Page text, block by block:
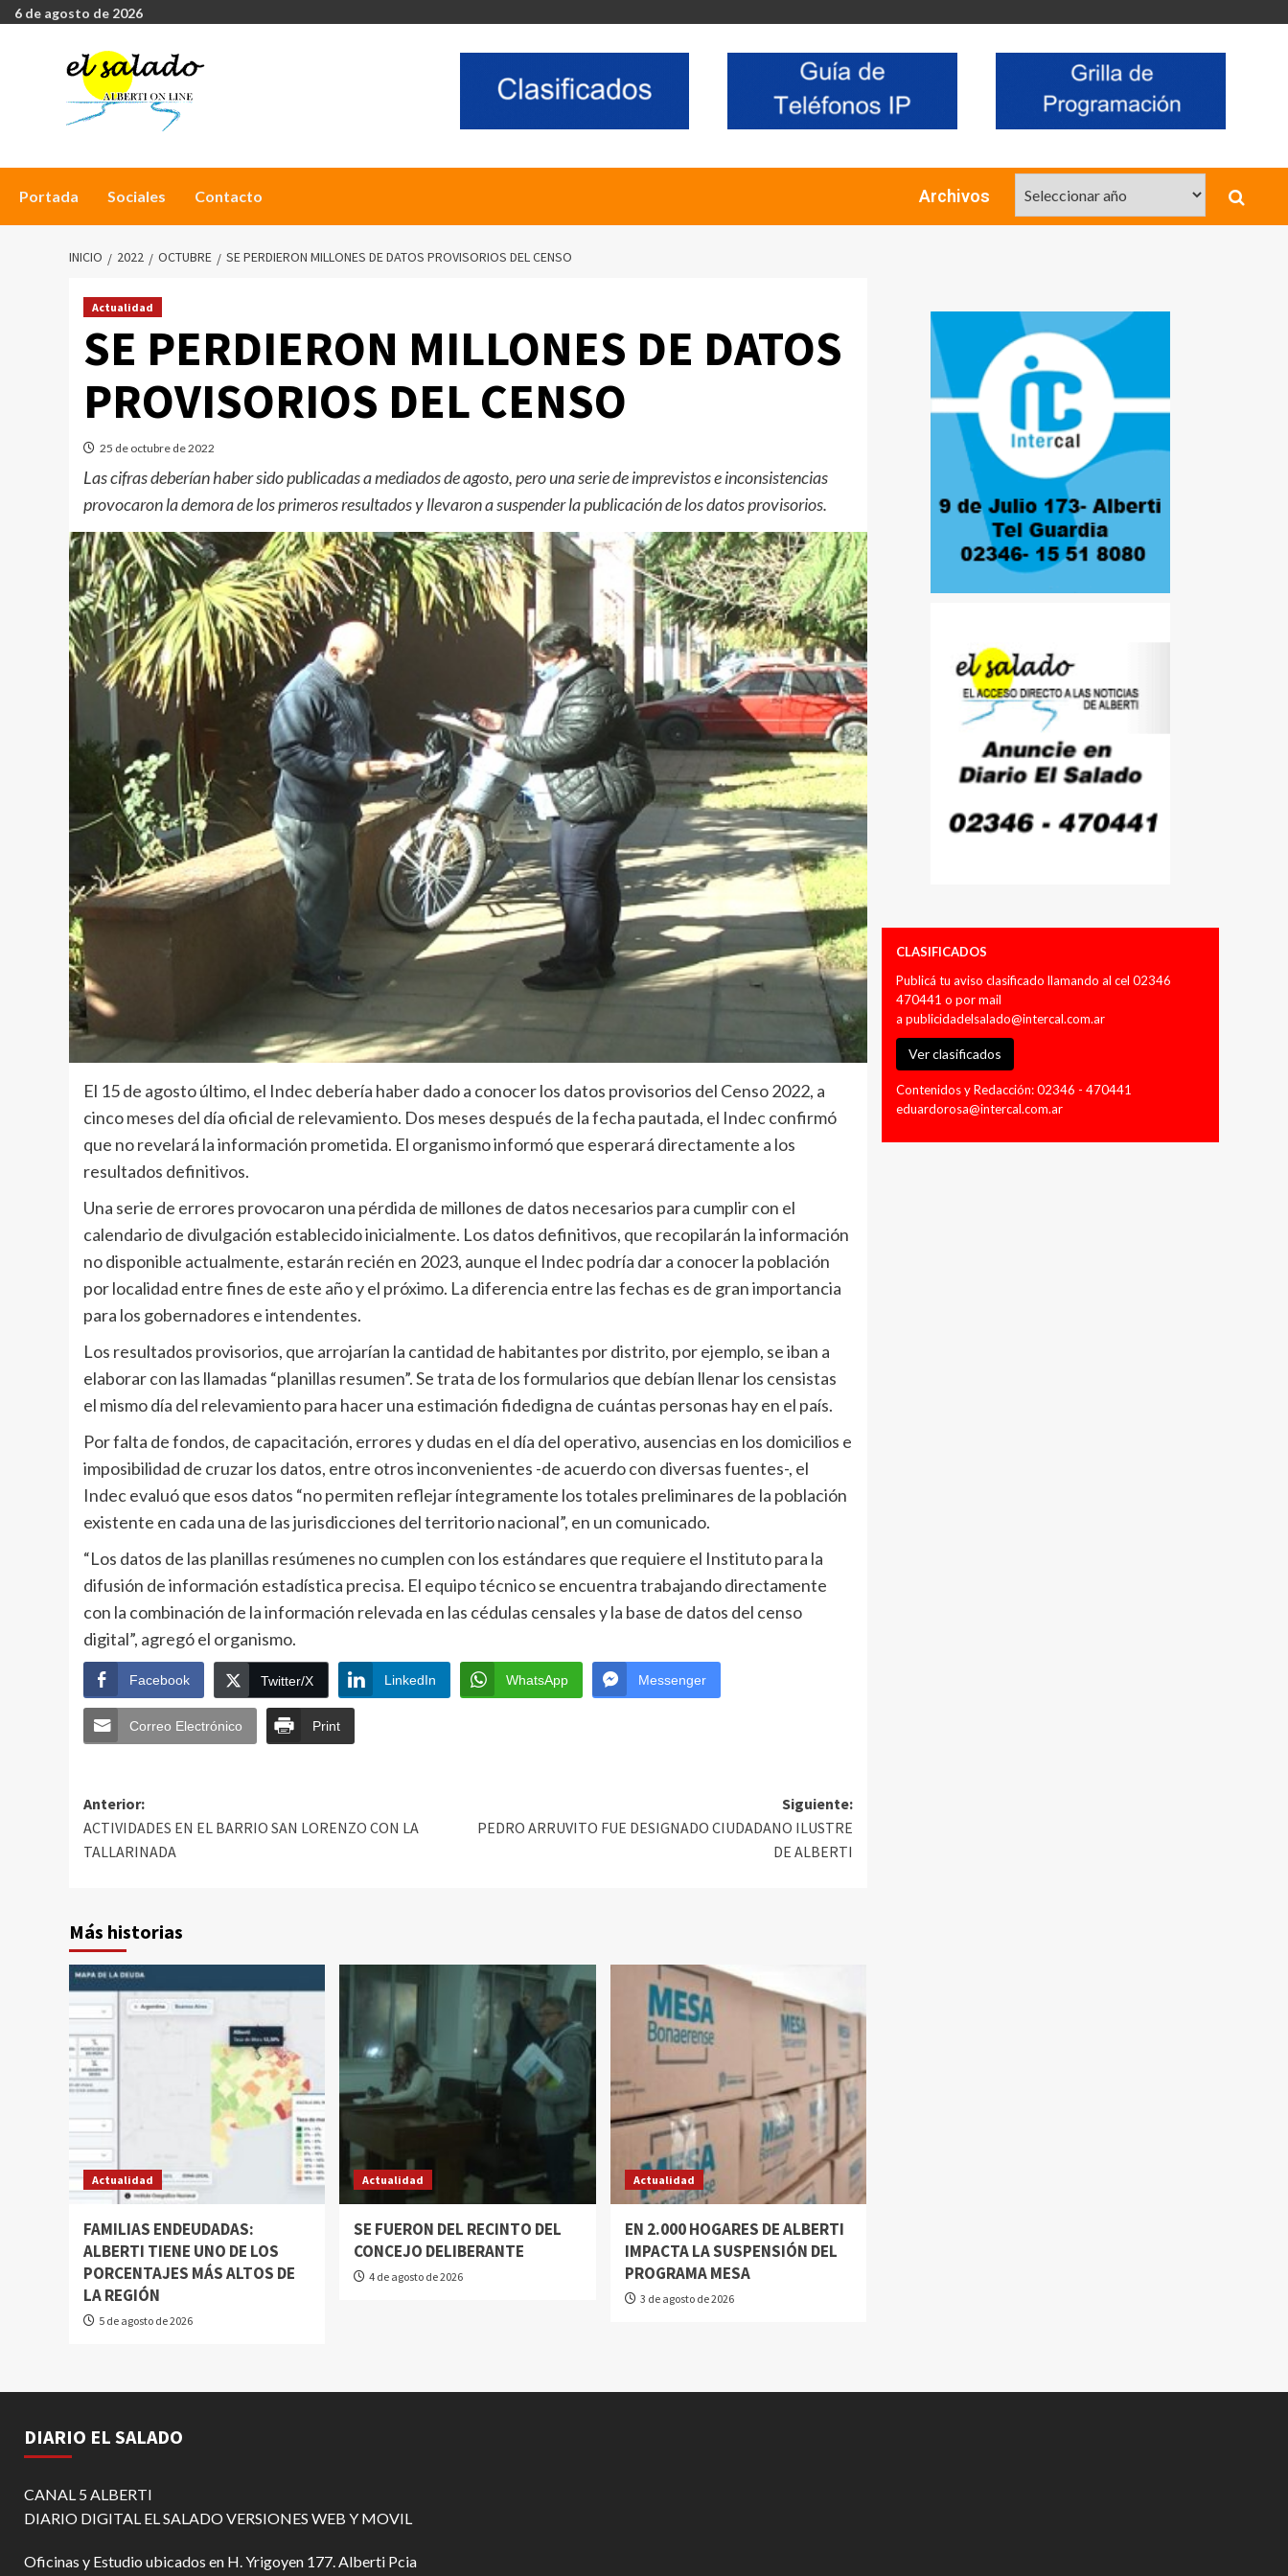
6 de agosto de 2026
Portada Sociales Contacto Archivos
INICIO 2022 OCTUBRE SE PERDIERON MILLONES DE DATOS PROVISORIOS DEL CENSO
Actualidad
SE PERDIERON MILLONES DE DATOS
PROVISORIOS DEL CENSO
25 de octubre de 2022
Las cifras deberían haber sido publicadas a mediados de agosto, pero una serie de imprevistos e inconsistencias
provocaron la demora de los primeros resultados y llevaron a suspender la publicación de los datos provisorios.
El 15 de agosto último, el Indec debería haber dado a conocer los datos provisorios del Censo 2022, a
cinco meses del día oficial de relevamiento. Dos meses después de la fecha pautada, el Indec confirmó
que no revelará la información prometida. El organismo informó que esperará directamente a los
resultados definitivos.
Una serie de errores provocaron una pérdida de millones de datos necesarios para cumplir con el
calendario de divulgación establecido inicialmente. Los datos definitivos, que recopilarán la información
no disponible actualmente, estarán recién en 2023, aunque el Indec podría dar a conocer la población
por localidad entre fines de este año y el próximo. La diferencia entre las fechas es de gran importancia
para los gobernadores e intendentes.
Los resultados provisorios, que arrojarían la cantidad de habitantes por distrito, por ejemplo, se iban a
elaborar con las llamadas “planillas resumen”. Se trata de los formularios que debían llenar los censistas
el mismo día del relevamiento para hacer una estimación fidedigna de cuántas personas hay en el país.
Por falta de fondos, de capacitación, errores y dudas en el día del operativo, ausencias en los domicilios e
imposibilidad de cruzar los datos, entre otros inconvenientes -de acuerdo con diversas fuentes-, el
Indec evaluó que esos datos “no permiten reflejar íntegramente los totales preliminares de la población
existente en cada una de las jurisdicciones del territorio nacional”, en un comunicado.
“Los datos de las planillas resúmenes no cumplen con los estándares que requiere el Instituto para la
difusión de información estadística precisa. El equipo técnico se encuentra trabajando directamente
con la combinación de la información relevada en las cédulas censales y la base de datos del censo
digital”, agregó el organismo.
Facebook Twitter/X LinkedIn WhatsApp Messenger
Correo Electrónico Print
Anterior:
ACTIVIDADES EN EL BARRIO SAN LORENZO CON LA
TALLARINADA
Siguiente:
PEDRO ARRUVITO FUE DESIGNADO CIUDADANO ILUSTRE
DE ALBERTI
Más historias
Actualidad
FAMILIAS ENDEUDADAS:
ALBERTI TIENE UNO DE LOS
PORCENTAJES MÁS ALTOS DE
LA REGIÓN
5 de agosto de 2026
Actualidad
SE FUERON DEL RECINTO DEL
CONCEJO DELIBERANTE
4 de agosto de 2026
Actualidad
EN 2.000 HOGARES DE ALBERTI
IMPACTA LA SUSPENSIÓN DEL
PROGRAMA MESA
3 de agosto de 2026
CLASIFICADOS
Publicá tu aviso clasificado llamando al cel 02346
470441 o por mail
a publicidadelsalado@intercal.com.ar
Ver clasificados
Contenidos y Redacción: 02346 - 470441
eduardorosa@intercal.com.ar
DIARIO EL SALADO
CANAL 5 ALBERTI
DIARIO DIGITAL EL SALADO VERSIONES WEB Y MOVIL
Oficinas y Estudio ubicados en H. Yrigoyen 177. Alberti Pcia